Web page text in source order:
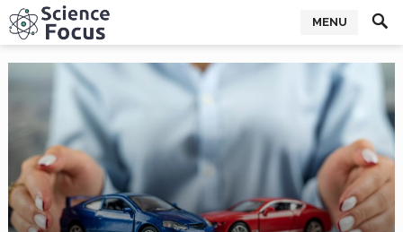
MENU